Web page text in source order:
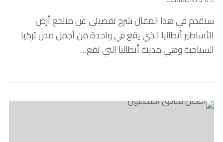
سنقدم في هذا المقال شرح تفصيلي عن منتجع أرض
الأساطير أنطاليا الذي يقع في واحدة من أجمل مدن تركيا
السياحية وهي مدينة أنطاليا التي تقع…